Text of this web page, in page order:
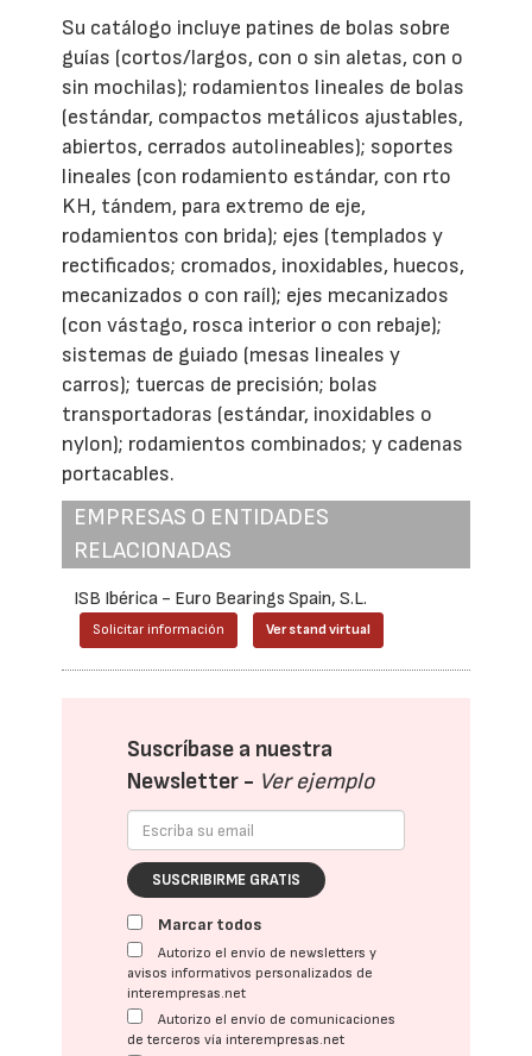
Su catálogo incluye patines de bolas sobre
guías (cortos/largos, con o sin aletas, con o
sin mochilas); rodamientos lineales de bolas
(estándar, compactos metálicos ajustables,
abiertos, cerrados autolineables); soportes
lineales (con rodamiento estándar, con rto
KH, tándem, para extremo de eje,
rodamientos con brida); ejes (templados y
rectificados; cromados, inoxidables, huecos,
mecanizados o con raíl); ejes mecanizados
(con vástago, rosca interior o con rebaje);
sistemas de guiado (mesas lineales y
carros); tuercas de precisión; bolas
transportadoras (estándar, inoxidables o
nylon); rodamientos combinados; y cadenas
portacables.
EMPRESAS O ENTIDADES
RELACIONADAS
ISB Ibérica - Euro Bearings Spain, S.L.
Solicitar información Ver stand virtual
Suscríbase a nuestra
Newsletter - Ver ejemplo
SUSCRIBIRME GRATIS
Marcar todos
Autorizo el envío de newsletters y
avisos informativos personalizados de
interempresas.net
Autorizo el envío de comunicaciones
de terceros vía interempresas.net